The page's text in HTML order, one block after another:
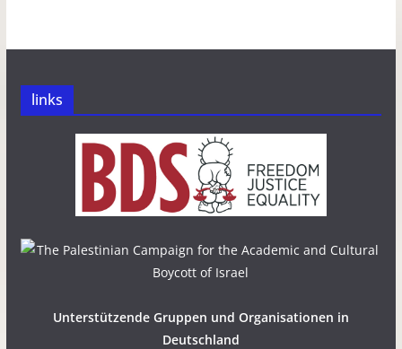
links
Unterstützende Gruppen und Organisationen in
Deutschland